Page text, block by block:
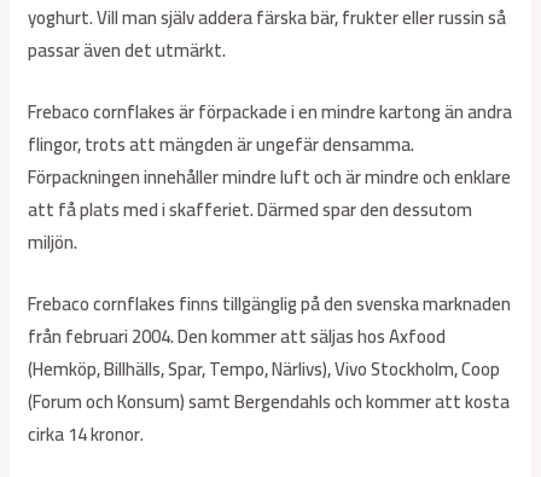
yoghurt. Vill man själv addera färska bär, frukter eller russin så
passar även det utmärkt.
Frebaco cornflakes är förpackade i en mindre kartong än andra
flingor, trots att mängden är ungefär densamma.
Förpackningen innehåller mindre luft och är mindre och enklare
att få plats med i skafferiet. Därmed spar den dessutom
miljön.
Frebaco cornflakes finns tillgänglig på den svenska marknaden
från februari 2004. Den kommer att säljas hos Axfood
(Hemköp, Billhälls, Spar, Tempo, Närlivs), Vivo Stockholm, Coop
(Forum och Konsum) samt Bergendahls och kommer att kosta
cirka 14 kronor.